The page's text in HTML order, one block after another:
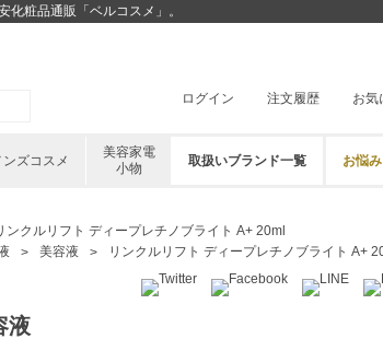
粧品通販「ベルコスメ」。
ログイン 注文履歴 お気
ンズコスメ
美容家電
小物
取扱いブランド一覧 お悩
ンクルリフト ディープレチノブライト A+ 20ml
美容液 リンクルリフト ディープレチノブライト A+
液